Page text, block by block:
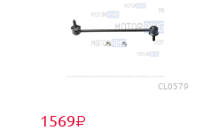
CL0579
1569₽